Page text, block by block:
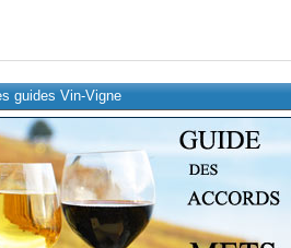
guides Vin-Vigne